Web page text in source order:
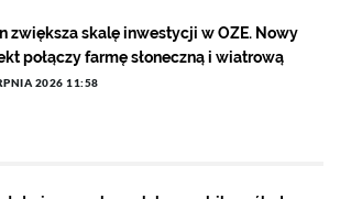
zwiększa skalę inwestycji w OZE. Nowy
połączy farmę słoneczną i wiatrową
2026 11:58